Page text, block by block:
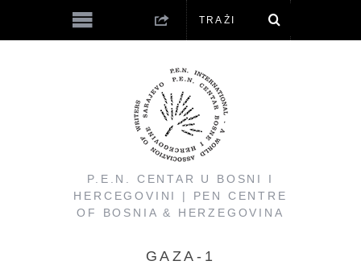
P.E.N. CENTAR U BOSNI I
HERCEGOVINI | PEN CENTRE
OF BOSNIA & HERZEGOVINA
GAZA-1